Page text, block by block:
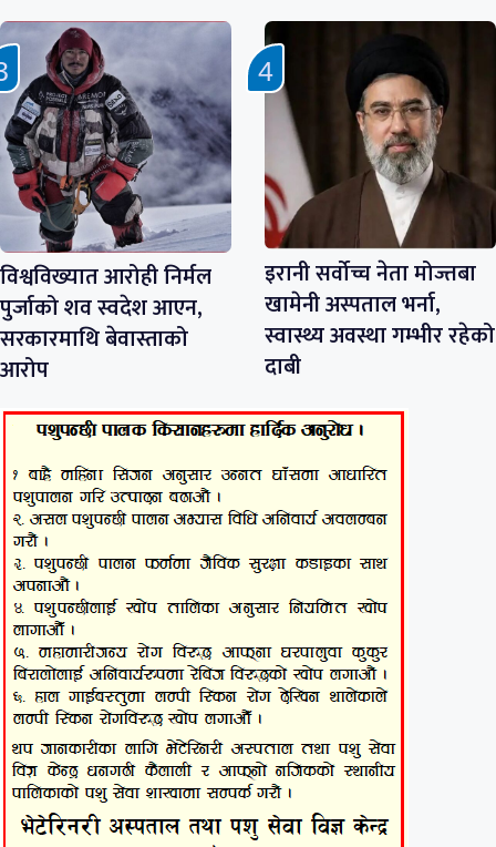
विश्वविख्यात आरोही निर्मल
पुर्जाको शव स्वदेश आएन,
सरकारमाथि बेवास्ताको
आरोप
इरानी सर्वोच्च नेता मोज्तबा
खामेनी अस्पताल भर्ना,
स्वास्थ्य अवस्था गम्भीर रहेको
दाबी